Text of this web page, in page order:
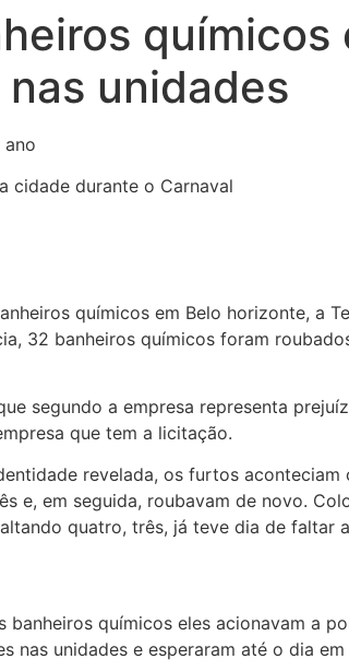
químicos
unidades
químicos em Belo horizonte, a
32 banheiros químicos foram
segundo a empresa representa
que tem a licitação.
revelada, os furtos
e, em seguida, roubavam de novo.
quatro, três, já teve dia de faltar
banheiros químicos eles acionavam a
nas unidades e esperaram até o dia